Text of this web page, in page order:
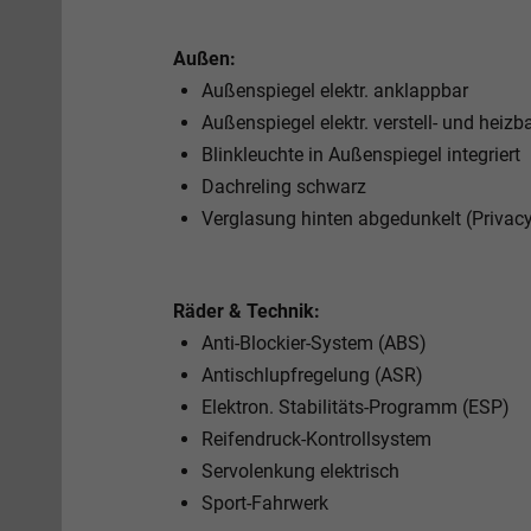
Außen:
Außenspiegel elektr. anklappbar
Außenspiegel elektr. verstell- und
Blinkleuchte in Außenspiegel integriert
Dachreling schwarz
Verglasung hinten abgedunkelt
Räder & Technik:
Anti-Blockier-System (ABS)
Antischlupfregelung (ASR)
Elektron. Stabilitäts-Programm (ESP)
Reifendruck-Kontrollsystem
Servolenkung elektrisch
Sport-Fahrwerk